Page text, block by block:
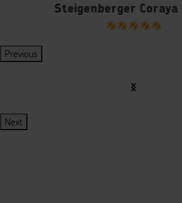
Steigenberger Coraya
5
Previous
Next